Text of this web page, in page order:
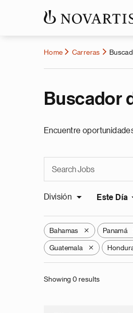
Home Carreras
Buscador
Encuentre
División Este Día
Bahamas X Panamá
Guatemala X
Showing 0 results